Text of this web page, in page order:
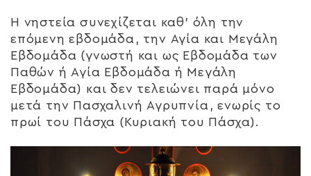
Η νηστεία συνεχίζεται καθ’ όλη την
επόμενη εβδομάδα, την Αγία και Μεγάλη
Εβδομάδα (γνωστή και ως Εβδομάδα των
Παθών ή Αγία Εβδομάδα ή Μεγάλη
Εβδομάδα) και δεν τελειώνει παρά μόνο
μετά την Πασχαλινή Αγρυπνία, ενωρίς το
πρωί του Πάσχα (Κυριακή του Πάσχα).